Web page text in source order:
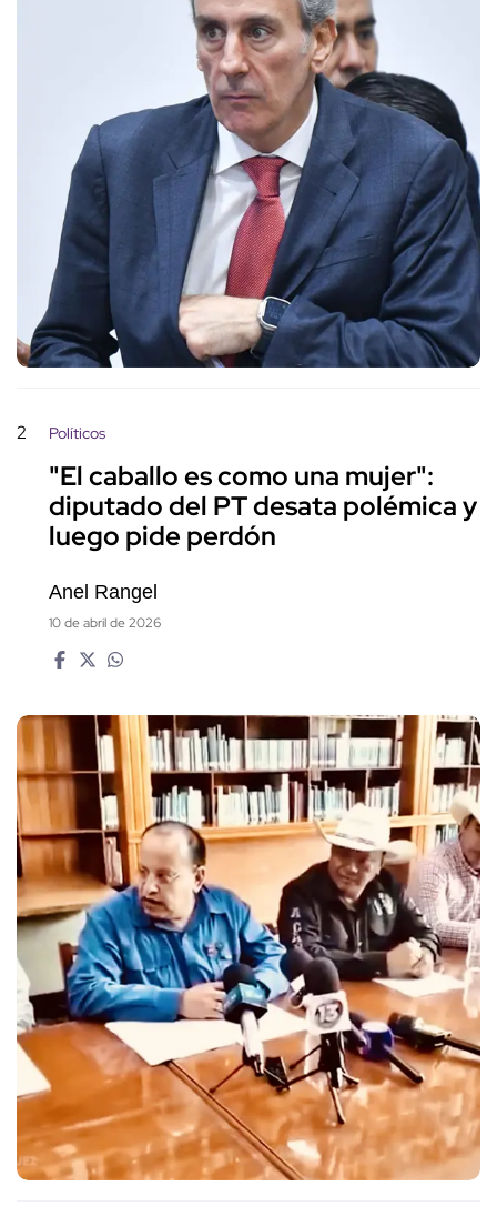
2 Políticos
"El caballo es como una mujer":
diputado del PT desata polémica y
luego pide perdón
Anel Rangel
10 de abril de 2026